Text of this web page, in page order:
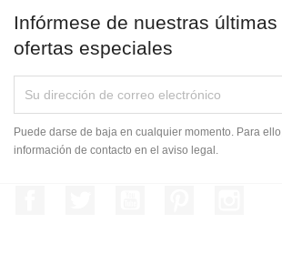
Infórmese de nuestras
ofertas especiales
Puede darse de baja en cualquier momento. Para
información de contacto en el aviso legal.